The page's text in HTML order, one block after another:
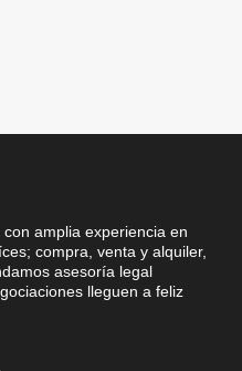
amplia experiencia en
compra, venta y alquiler,
asesoría legal
lleguen a feliz